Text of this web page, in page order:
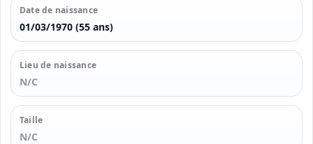
Date de naissance
01/03/1970 (55 ans)
Lieu de naissance
N/C
Taille
N/C